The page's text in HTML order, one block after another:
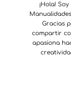
¡Hola!
Gracias
compartir
apasiona